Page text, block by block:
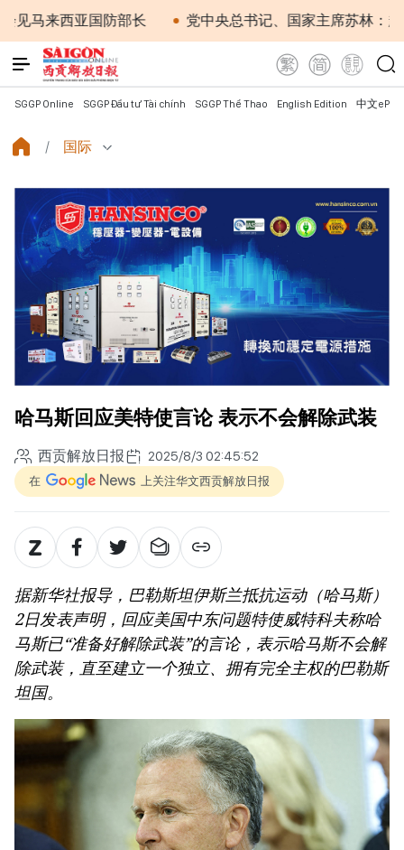
来西亚国防部长 党中央总书记、国家主席苏林：越南与
SGGP Online SGGP Đầu tư Tài chính SGGP Thể Thao English Edition 中文
国际
哈马斯回应美特使言论 表示不会解除武装
西贡解放日报 2025/8/3 02:45:52
在 上关注华文西贡解放日报
据新华社报导，巴勒斯坦伊斯兰抵抗运动（哈马斯）
2日发表声明，回应美国中东问题特使威特科夫称哈
马斯已“准备好解除武装”的言论，表示哈马斯不会解
除武装，直至建立一个独立、拥有完全主权的巴勒斯
坦国。